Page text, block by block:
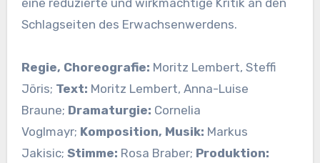
Schlagseiten des Erwachsenwerdens.
Regie, Choreografie: Moritz Lembert, Steffi
Jöris; Text: Moritz Lembert, Anna-Luise
Braune; Dramaturgie: Cornelia
Voglmayr; Komposition, Musik: Markus
Jakisic; Stimme: Rosa Braber; Produktion: